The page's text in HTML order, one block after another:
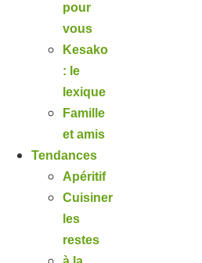
pour
vous
Kesako
: le
lexique
Famille
et amis
Tendances
Apéritif
Cuisiner
les
restes